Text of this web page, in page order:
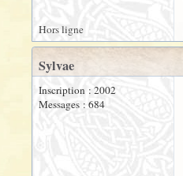
Hors ligne
Sylvae
Inscription : 2002
Messages : 684